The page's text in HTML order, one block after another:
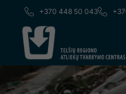
turinio
+370 448 50 043
Lorem ipsum dolor sit